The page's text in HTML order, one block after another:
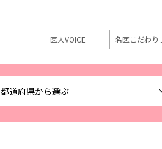
都道府県から選ぶ
医人VOICE 名医こだわり